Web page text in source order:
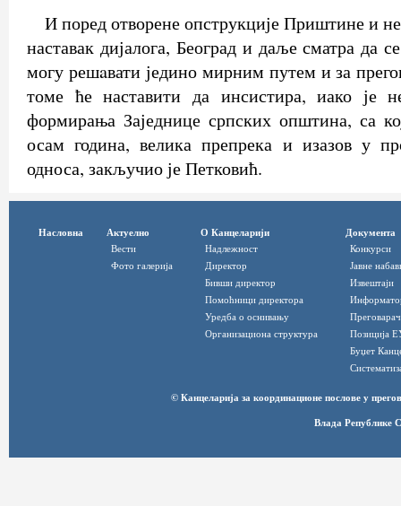
И поред отворене опструкције Приштине и
наставак дијалога, Београд и даље сматра да
могу решaвати једино мирним путем и за
томе ће наставити да инсистира, иако је
формирања Заједнице српских општина, са
осам година, велика препрека и изазов у
односа, закључио је Петковић.
Насловна Актуелно
Вести
Фото галерија
О Канцеларији
Надлежност
Директор
Бивши директор
Помоћници директора
Уредба о оснивању
Организациона структура
Документа
Конкурси
Јавне
Извештаји
Позиција
Буџет
© Канцеларија за координационе послове у
Влада Републике